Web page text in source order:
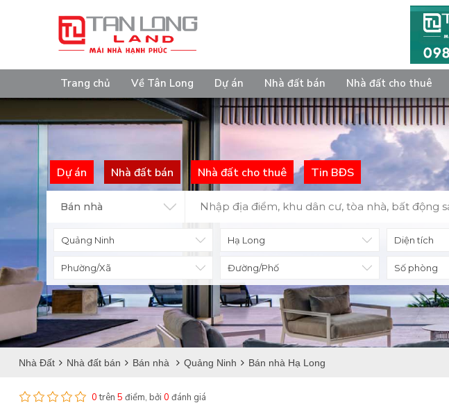
Trang chủ Về Tân Long Dự án Nhà đất bán Nhà đất cho thuê
Dự án Nhà đất bán Nhà đất cho thuê Tin BĐS
Bán nhà
Diện tích
Số phòng
Nhà Đất Nhà đất bán Bán nhà Quảng Ninh Bán nhà Hạ Long
0trên 5 điểm, bởi 0 đánh giá